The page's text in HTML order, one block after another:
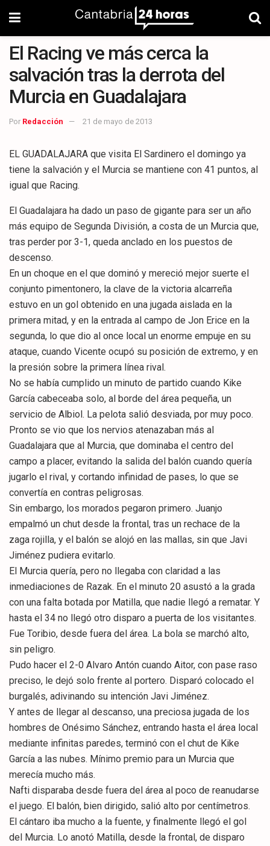
El Racing ve más cerca la
salvación tras la derrota del
Murcia en Guadalajara
Por Redacción 21 de mayo de 2013
EL GUADALAJARA que visita El Sardinero el domingo ya
tiene la salvación y el Murcia se mantiene con 41 puntos, al
igual que Racing.
El Guadalajara ha dado un paso de gigante para ser un año
más equipo de Segunda División, a costa de un Murcia que,
tras perder por 3-1, queda anclado en los puestos de
descenso.
En un choque en el que dominó y mereció mejor suerte el
conjunto pimentonero, la clave de la victoria alcarreña
estuvo en un gol obtenido en una jugada aislada en la
primera mitad, y en la entrada al campo de Jon Erice en la
segunda, lo que dio al once local un enorme empuje en su
ataque, cuando Vicente ocupó su posición de extremo, y en
la presión sobre la primera línea rival.
No se había cumplido un minuto de partido cuando Kike
García cabeceaba solo, al borde del área pequeña, un
servicio de Albiol. La pelota salió desviada, por muy poco.
Pronto se vio que los nervios atenazaban más al
Guadalajara que al Murcia, que dominaba el centro del
campo a placer, evitando la salida del balón cuando quería
jugarlo el rival, y cortando infinidad de pases, lo que se
convertía en contras peligrosas.
Sin embargo, los morados pegaron primero. Juanjo
empalmó un chut desde la frontal, tras un rechace de la
zaga rojilla, y el balón se alojó en las mallas, sin que Javi
Jiménez pudiera evitarlo.
El Murcia quería, pero no llegaba con claridad a las
inmediaciones de Razak. En el minuto 20 asustó a la grada
con una falta botada por Matilla, que nadie llegó a rematar. Y
hasta el 34 no llegó otro disparo a puerta de los visitantes.
Fue Toribio, desde fuera del área. La bola se marchó alto,
sin peligro.
Pudo hacer el 2-0 Alvaro Antón cuando Aitor, con pase raso
preciso, le dejó solo frente al portero. Disparó colocado el
burgalés, adivinando su intención Javi Jiménez.
Y antes de llegar al descanso, una preciosa jugada de los
hombres de Onésimo Sánchez, entrando hasta el área local
mediante infinitas paredes, terminó con el chut de Kike
García a las nubes. Mínimo premio para un Murcia que
merecía mucho más.
Nafti disparaba desde fuera del área al poco de reanudarse
el juego. El balón, bien dirigido, salió alto por centímetros.
El cántaro iba mucho a la fuente, y finalmente llegó el gol
del Murcia. Lo anotó Matilla, desde la frontal, de disparo